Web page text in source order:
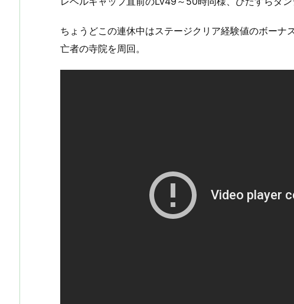
ちょうどこの連休中はステージクリア経験値のボーナ
亡者の寺院を周回。